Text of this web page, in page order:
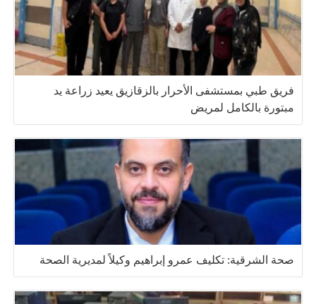
فريق طبي بمستشفى الأحرار بالزقازيق يعيد زراعة يد
مبتورة بالكامل لمريض
صحة الشرقية: تكليف عمرو إبراهيم وكيلاً لمديرية الصحة